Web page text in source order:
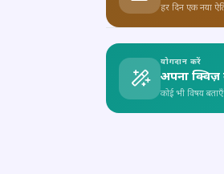
हर दिन एक नया
योगदान करें
अपना क्विज़
कोई भी विषय